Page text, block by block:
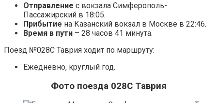
Отправление с вокзала Симферополь-
Пассажирский в 18:05.
Прибытие на Казанский вокзал в Москве в 22:46.
Время в пути – 28 часов 41 минута.
Поезд №028С Таврия ходит по маршруту:
Ежедневно, круглый год.
Фото поезда 028С Таврия